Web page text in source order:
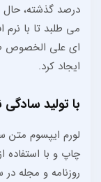
درصد گذشته، حال
می طلبد تا با نرم
ای علی الخصوص
ایجاد کرد.
با تولید سادگی
لورم ایپسوم متن
چاپ و با استفاده
روزنامه و مجله